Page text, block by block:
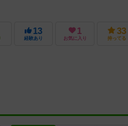
13
経験あり
1
お気に入り
33
持ってる